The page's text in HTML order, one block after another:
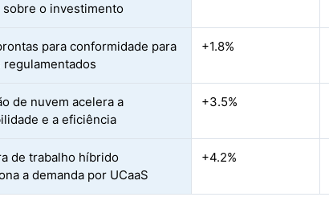
o investimento
para conformidade para
regulamentados
+1.8%
de nuvem acelera a
e a eficiência
+3.5%
de trabalho híbrido
a demanda por UCaaS
+4.2%